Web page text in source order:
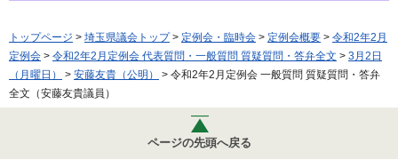
トップページ > 埼玉県議会トップ> 定例会・臨時会 > 定例会概要 > 令和2年2月
定例会 > 令和2年2月定例会 代表質問・一般質問 質疑質問・答弁全文 > 3月2日
（月曜日）
> 安藤友貴（公明）
> 令和2年2月定例会 一般質問 質疑質問・答弁
全文（安藤友貴議員）
ページの先頭へ戻る